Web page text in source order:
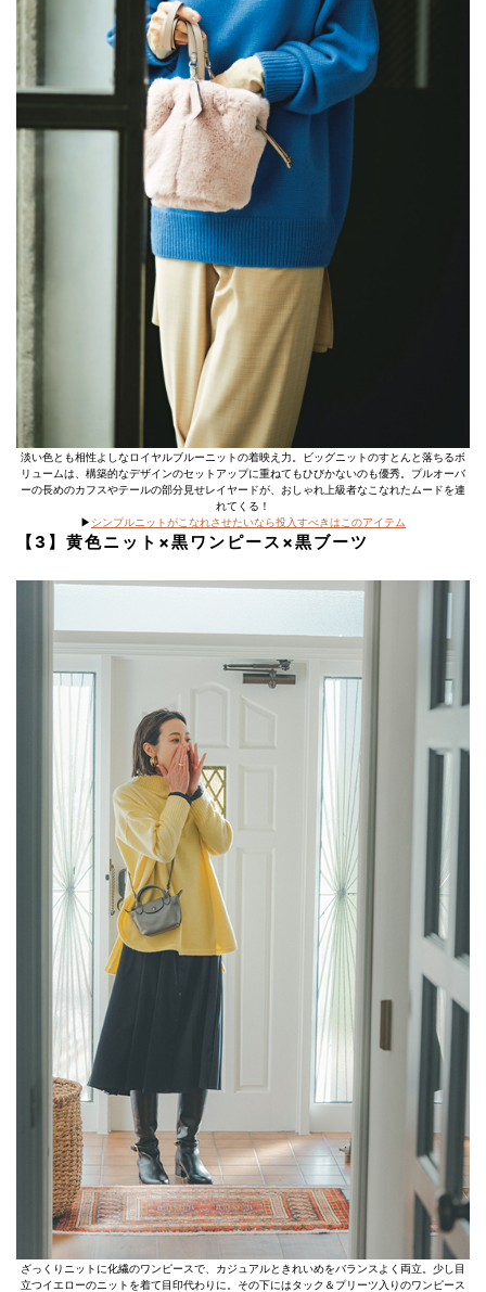
淡い色とも相性よしなロイヤルブルーニットの着映え力。ビッグニットのすとんと落ちるボ
リュームは、構築的なデザインのセットアップに重ねてもひびかないのも優秀。プルオーバ
ーの長めのカフスやテールの部分見せレイヤードが、おしゃれ上級者なこなれたムードを連
れてくる！
▶︎ シンプルニットがこなれさせたいなら投入すべきはこのアイテム
【3】黄色ニット×黒ワンピース×黒ブーツ
ざっくりニットに化繊のワンピースで、カジュアルときれいめをバランスよく両立。少し目
立つイエローのニットを着て目印代わりに。その下にはタック＆プリーツ入りのワンピース